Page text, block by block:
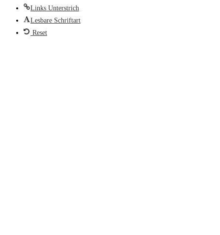
Links Unterstrich
Lesbare Schriftart
Reset